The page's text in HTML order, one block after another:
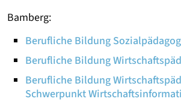
Bamberg:
Berufliche Bildung
Berufliche Bildung
Berufliche Bildung
Schwerpunkt